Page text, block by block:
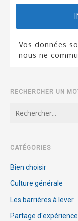
Vos données
nous ne
RECHERCHER UN
CATÉGORIES
Bien choisir
Culture générale
Les barrières à lever
Partage